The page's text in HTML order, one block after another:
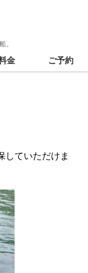
。
金 ご予約
していただけま